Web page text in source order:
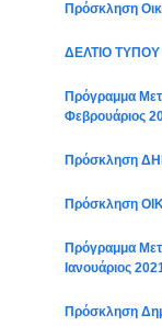
Πρόσκληση
ΔΕΛΤΙΟ ΤΥΠΟΥ
Πρόγραμμα
Φεβρουάριος
Πρόσκληση
Πρόσκληση
Πρόγραμμα
Ιανουάριος
Πρόσκληση